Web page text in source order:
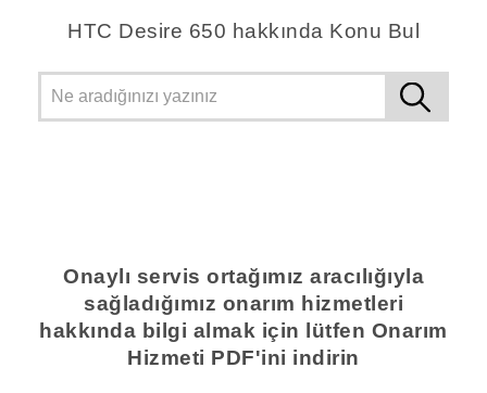
HTC Desire 650 hakkında Konu Bul
Onaylı servis ortağımız aracılığıyla
sağladığımız onarım hizmetleri
hakkında bilgi almak için lütfen Onarım
Hizmeti PDF'ini indirin